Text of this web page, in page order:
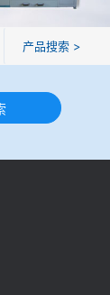
制焦球。
产品搜索 >